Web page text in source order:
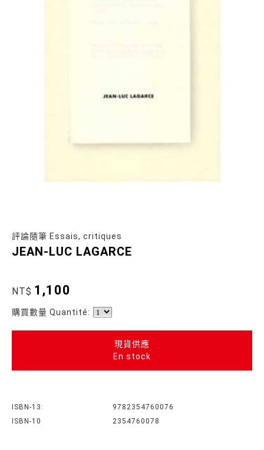
評論隨筆 Essais, critiques
JEAN-LUC LAGARCE
NT$ 1,100
購買數量 Quantité:
現貨供應
En stock
ISBN-13:
9782354760076
ISBN-10
2354760078